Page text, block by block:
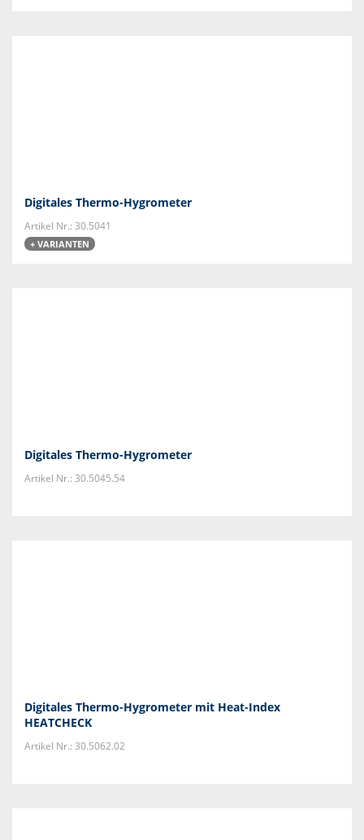
Digitales Thermo-Hygrometer
Artikel Nr.: 30.5041
+ VARIANTEN
Digitales Thermo-Hygrometer
Artikel Nr.: 30.5045.54
Digitales Thermo-Hygrometer mit Heat-Index
HEATCHECK
Artikel Nr.: 30.5062.02